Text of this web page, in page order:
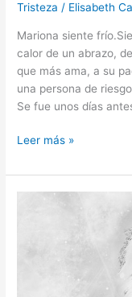
Tristeza / Elisabeth
Mariona siente
calor de un abrazo,
que más ama, a su
una persona de
Se fue unos días
Leer más »